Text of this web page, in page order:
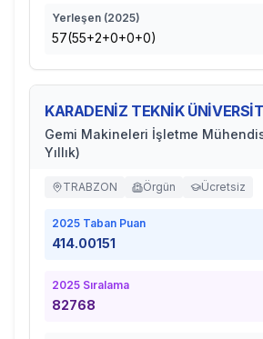
Yerleşen (2025)
57(55+2+0+0+0)
KARADENİZ TEKNİK
Gemi Makineleri İşletme
Yıllık)
TRABZON Örgün Ücretsiz
2025 Taban Puan
414.00151
2025 Sıralama
82768